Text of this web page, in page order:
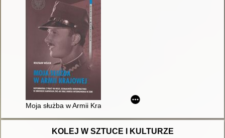
Moja służba w Armii Krajowej : wspomnienia z pracy na
KOLEJ W SZTUCE I KULTURZE